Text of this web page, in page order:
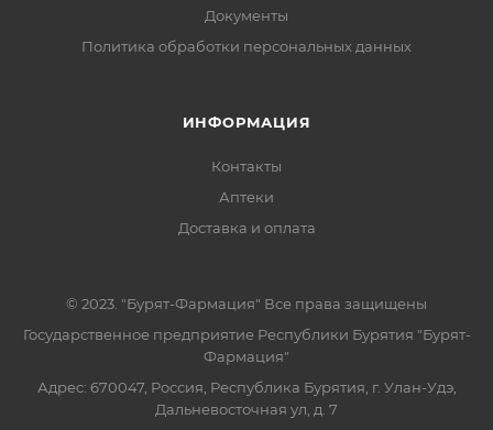
Документы
Политика обработки персональных данных
ИНФОРМАЦИЯ
Контакты
Аптеки
Доставка и оплата
© 2023. "Бурят-Фармация" Все права защищены
Государственное предприятие Республики Бурятия "Бурят-
Фармация"
Адрес: 670047, Россия, Республика Бурятия, г. Улан-Удэ,
Дальневосточная ул, д. 7